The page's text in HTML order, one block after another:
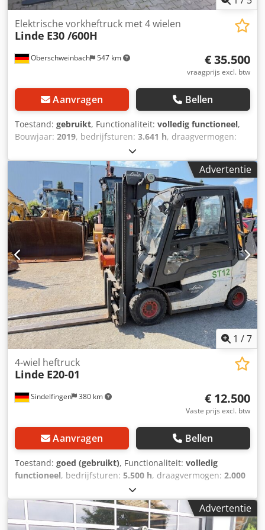
Oberschweinbach 547 km
Elektrische vorkheftruck met 4 wielen
Linde E30 /600H
€ 35.500
vraagprijs excl. btw
Aanvragen Bellen
Toestand: gebruikt, Functionaliteit: volledig functioneel,
Bouwjaar: 2019, bedrijfsturen: 3.641 h, draagvermogen:
4.830 mm
masttype:triplex, bouwhoogte:2.224 mm, aandrijftype:
, Elektrische 4-wiel heftruck Lastzwaartepunt: 600
mm Mastype: triplex Toestand: inzetklaar en volledig
functioneel Technische toestand: goed Sideshift,
vorkversteller, 3e ventiel, 4e ventiel, voorruit, halve cabine,
volledige cabine, volledig vrije heffing, Codpou Adptefx Am
Advertentie
1 /7
Sindelfingen 380 km
4-wiel heftruck
Linde E20-01
€ 12.500
Vaste prijs excl. btw
Aanvragen Bellen
Toestand: goed (gebruikt), Functionaliteit: volledig
functioneel, bedrijfsturen: 5.500 h, draagvermogen: 2.000
, * 5.500 uur * Elektrische heftruck * Hefvermogen 2.000
kg Credpfx Asww Ardem Rof * Eigen gewicht 2.855 kg *
Vorkversteller
Advertentie